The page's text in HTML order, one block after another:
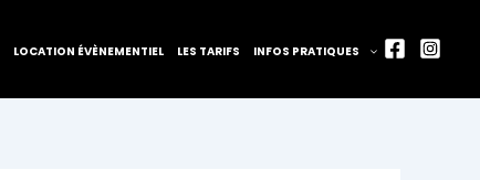
LOCATION ÉVÈNEMENTIEL LES TARIFS INFOS PRATIQUES